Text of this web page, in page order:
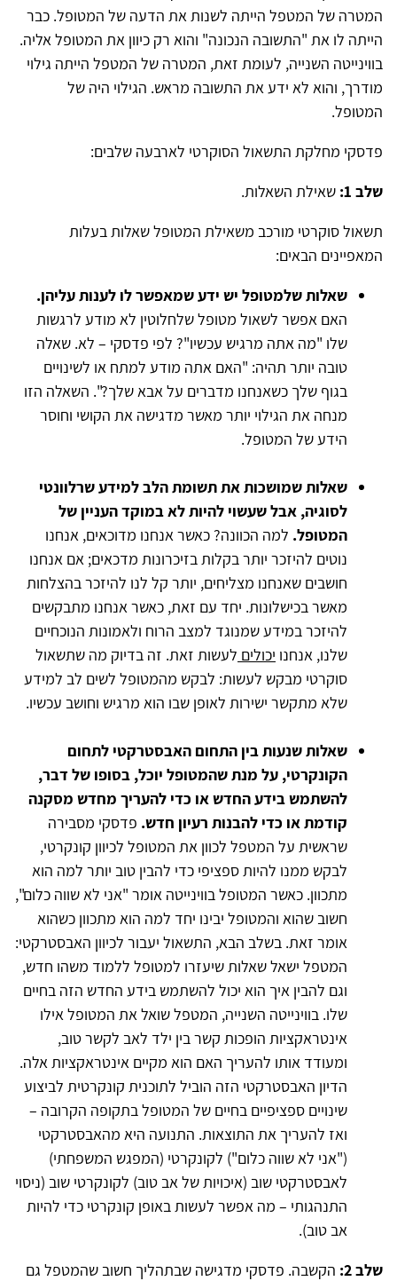
המטרה של המטפל הייתה לשנות את הדעה של המטופל. כבר
הייתה לו את "התשובה הנכונה" והוא רק כיוון את המטופל אליה.
בווינייטה השנייה, לעומת זאת, המטרה של המטפל הייתה גילוי
מודרך, והוא לא ידע את התשובה מראש. הגילוי היה של
המטופל.
פדסקי מחלקת התשאול הסוקרטי לארבעה שלבים:
שלב 1:
שאילת השאלות.
תשאול סוקרטי מורכב משאילת המטופל שאלות בעלות
המאפיינים הבאים:
שאלות שלמטופל יש ידע שמאפשר לו לענות עליהן.
האם אפשר לשאול מטופל שלחלוטין לא מודע לרגשות
שלו "מה אתה מרגיש עכשיו"? לפי פדסקי – לא. שאלה
טובה יותר תהיה: "האם אתה מודע למתח או לשינויים
בגוף שלך כשאנחנו מדברים על אבא שלך?". השאלה הזו
מנחה את הגילוי יותר מאשר מדגישה את הקושי וחוסר
הידע של המטופל.
שאלות שמושכות את תשומת הלב למידע שרלוונטי
לסוגיה, אבל שעשוי להיות לא במוקד העניין של
המטופל. למה הכוונה? כאשר אנחנו מדוכאים, אנחנו
נוטים להיזכר יותר בקלות בזיכרונות מדכאים; אם אנחנו
חושבים שאנחנו מצליחים, יותר קל לנו להיזכר בהצלחות
מאשר בכישלונות. יחד עם זאת, כאשר אנחנו מתבקשים
להיזכר במידע שמנוגד למצב הרוח ולאמונות הנוכחיים
שלנו, אנחנו יכולים לעשות זאת. זה בדיוק מה שתשאול
סוקרטי מבקש לעשות: לבקש מהמטופל לשים לב למידע
שלא מתקשר ישירות לאופן שבו הוא מרגיש וחושב עכשיו.
שאלות שנעות בין התחום האבסטרקטי לתחום
הקונקרטי, על מנת שהמטופל יוכל, בסופו של דבר,
להשתמש בידע החדש או כדי להעריך מחדש מסקנה
קודמת או כדי להבנות רעיון חדש. פדסקי מסבירה
שראשית על המטפל לכוון את המטופל לכיוון קונקרטי,
לבקש ממנו להיות ספציפי כדי להבין טוב יותר למה הוא
מתכוון. כאשר המטופל בווינייטה אומר "אני לא שווה כלום",
חשוב שהוא והמטופל יבינו יחד למה הוא מתכוון כשהוא
אומר זאת. בשלב הבא, התשאול יעבור לכיוון האבסטרקטי:
המטפל ישאל שאלות שיעזרו למטופל ללמוד משהו חדש,
וגם להבין איך הוא יכול להשתמש בידע החדש הזה בחיים
שלו. בווינייטה השנייה, המטפל שואל את המטופל אילו
אינטראקציות הופכות קשר בין ילד לאב לקשר טוב,
ומעודד אותו להעריך האם הוא מקיים אינטראקציות אלה.
הדיון האבסטרקטי הזה הוביל לתוכנית קונקרטית לביצוע
שינויים ספציפיים בחיים של המטופל בתקופה הקרובה –
ואז להעריך את התוצאות. התנועה היא מהאבסטרקטי
("אני לא שווה כלום") לקונקרטי (המפגש המשפחתי)
לאבסטרקטי שוב (איכויות של אב טוב) לקונקרטי שוב (ניסוי
התנהגותי – מה אפשר לעשות באופן קונקרטי כדי להיות
אב טוב).
שלב 2:
הקשבה. פדסקי מדגישה שבתהליך חשוב שהמטפל גם